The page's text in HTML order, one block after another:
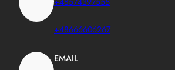
+48666606267
EMAIL